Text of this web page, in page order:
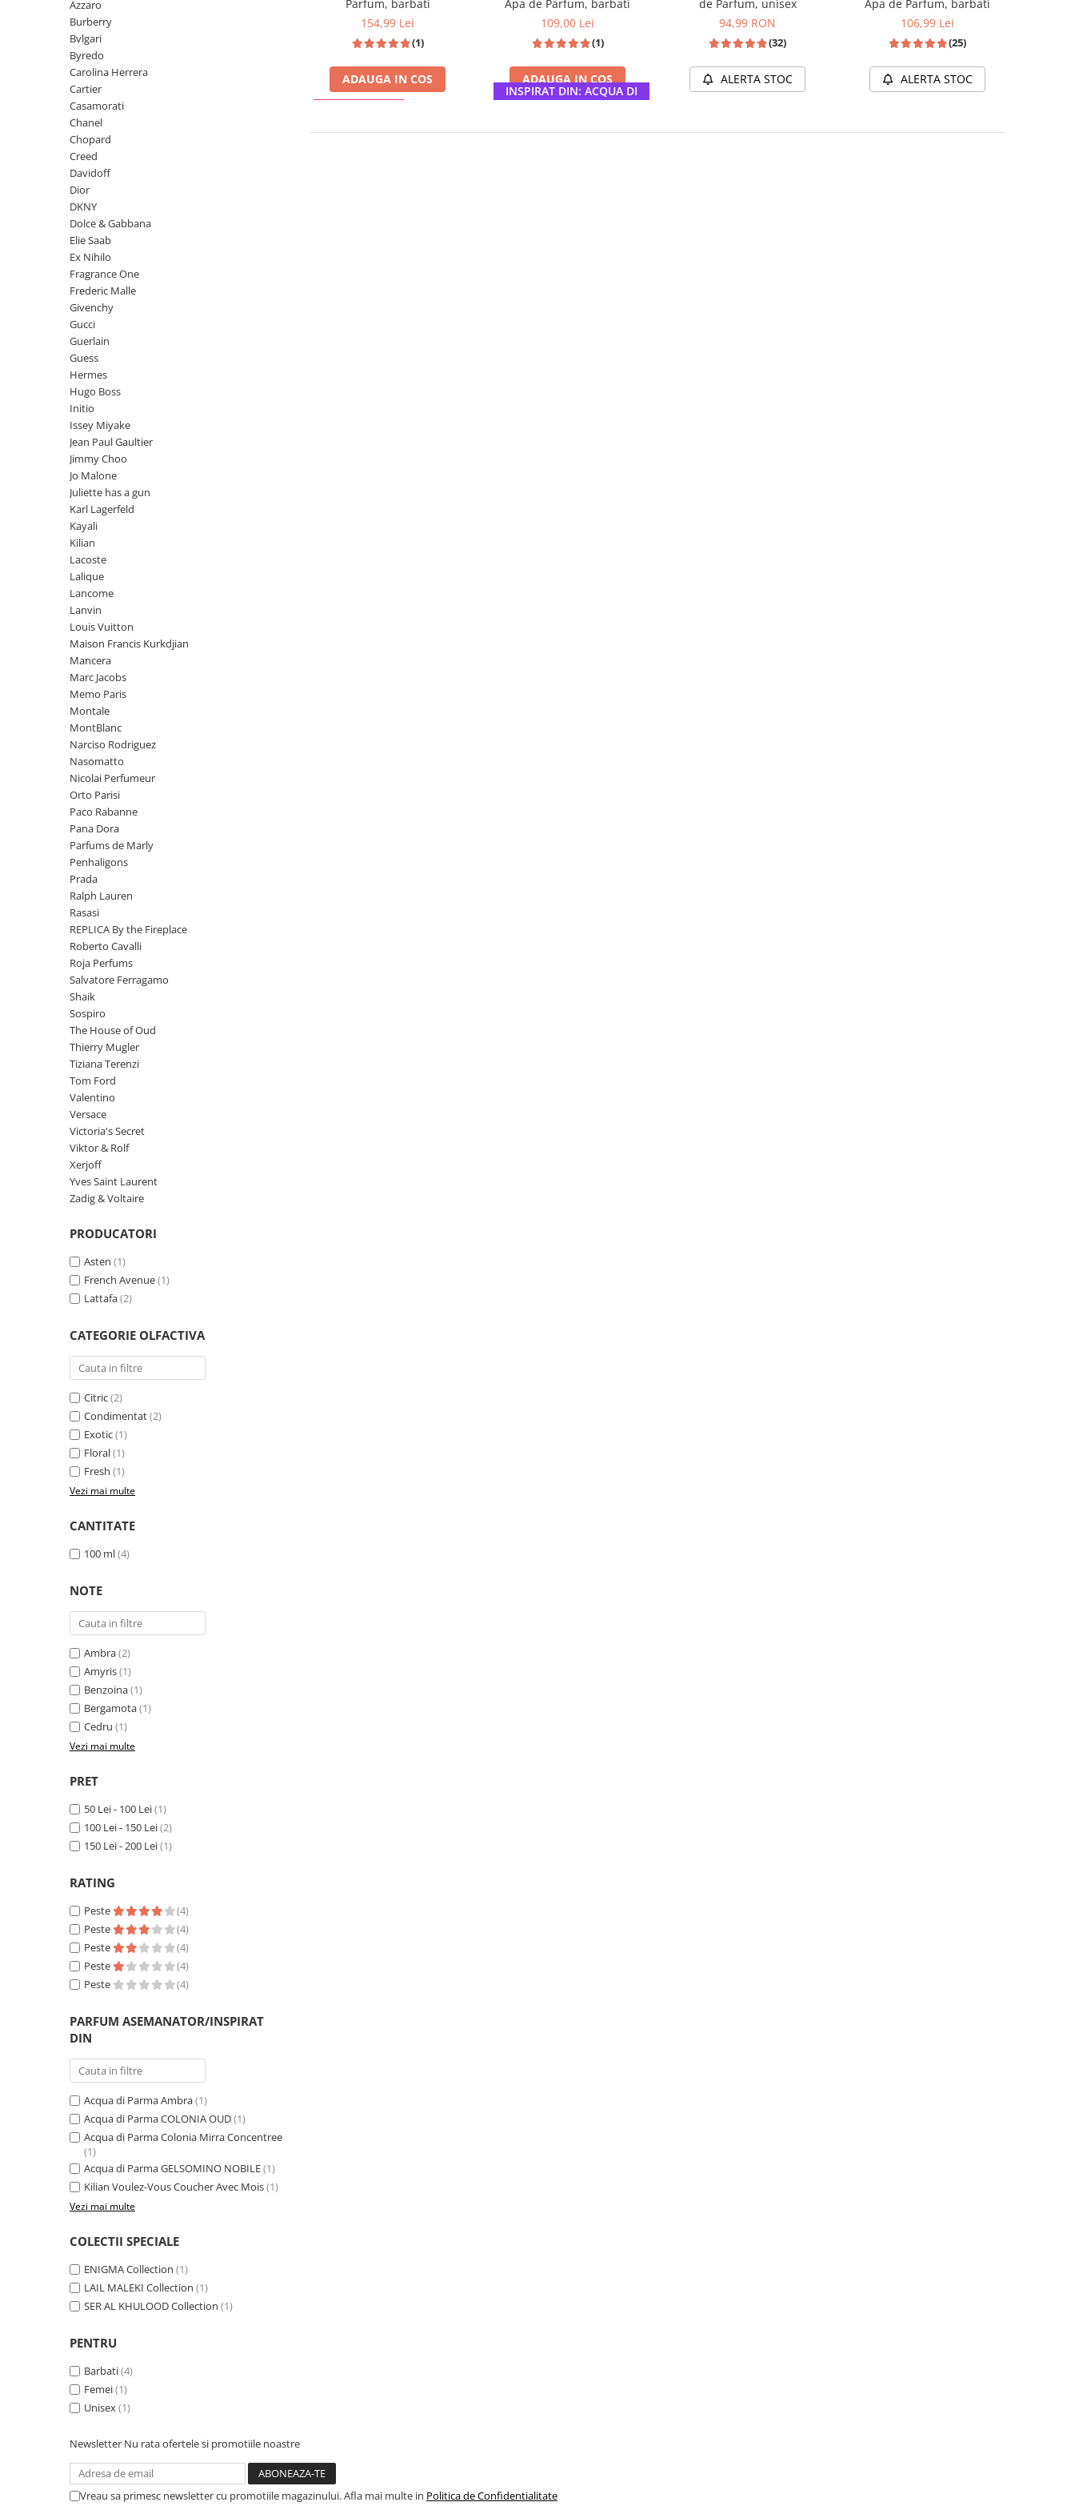
Parfumuri Dulci
Parfumuri Exotice
Parfumuri Fresh
Parfumuri Florale
Parfumuri Fructate
Parfumuri Lemnoase
Parfumuri Persistente
Parfumuri Vanilate
Parfumuri PREMIUM
Parfumuri de ZI
Parfumuri de SEARA
Parfumuri de VARA
Parfumuri de IARNA
Idei de Cadouri
Cadouri pentru EL
Cadouri pentru EA
Adyan by Anfar
Al Fakhr Perfumes
Al Wataniah
Anfar London
Ard al Zaafaran
Athoor Al Alam
Fragrance World
Frederic Patric
French Avenue
Grandeur Elite
Jenny Glow
Lattafa Pride
Louis Varel
Maison Alhambra
Montage Brands
Wadi al Khaleej
Oferta Saptamanii
Mai Multe >>
Parfumuri Clona Originale
Parfumuri clona / Dupes
Recenzii clienti
Azzaro
Burberry
Bvlgari
Byredo
Carolina Herrera
Cartier
Casamorati
Chanel
Chopard
Creed
Davidoff
Dior
DKNY
Dolce & Gabbana
Elie Saab
Ex Nihilo
Fragrance One
Frederic Malle
Givenchy
Gucci
Guerlain
Guess
Hermes
Hugo Boss
Initio
Issey Miyake
Jean Paul Gaultier
Jimmy Choo
Jo Malone
Juliette has a gun
Karl Lagerfeld
Kayali
Kilian
Lacoste
Lalique
Lancome
Lanvin
Louis Vuitton
Maison Francis Kurkdjian
Mancera
Marc Jacobs
Memo Paris
Montale
MontBlanc
Narciso Rodriguez
Nasomatto
Nicolai Perfumeur
Orto Parisi
Paco Rabanne
Pana Dora
Parfums de Marly
Penhaligons
Prada
Ralph Lauren
Rasasi
REPLICA By the Fireplace
Roberto Cavalli
Roja Perfums
Salvatore Ferragamo
Shaik
Sospiro
The House of Oud
Thierry Mugler
Tiziana Terenzi
Tom Ford
Valentino
Versace
Victoria's Secret
Viktor & Rolf
Xerjoff
Yves Saint Laurent
Zadig & Voltaire
PRODUCATORI
Asten (1)
French Avenue(1)
Lattafa(2)
CATEGORIE OLFACTIVA
Citric(2)
Condimentat(2)
Exotic(1)
Floral(1)
Fresh (1)
Vezi mai multe
CANTITATE
100 ml(4)
NOTE
Ambra(2)
Amyris(1)
Benzoina(1)
Bergamota(1)
Cedru (1)
Vezi mai multe
PRET
50 Lei - 100 Lei(1)
100 Lei - 150 Lei(2)
150 Lei - 200 Lei(1)
RATING
Peste
(4)
Peste
(4)
Peste
(4)
Peste
(4)
Peste
(4)
PARFUM ASEMANATOR/INSPIRAT
DIN
Acqua di Parma Ambra(1)
Acqua di Parma COLONIA OUD(1)
Acqua di Parma Colonia Mirra Concentree
(1)
Acqua di Parma GELSOMINO NOBILE(1)
Kilian Voulez-Vous Coucher Avec Mois(1)
Vezi mai multe
COLECTII SPECIALE
ENIGMA Collection (1)
LAIL MALEKI Collection (1)
SER AL KHULOOD Collection (1)
PENTRU
Barbati(4)
Femei(1)
Unisex(1)
Parfum, barbati
154,99 Lei
(1)
ADAUGA IN COS
INSPIRAT DIN: ACQUA DI
Apa de Parfum, barbati
109,00 Lei
(1)
ADAUGA IN COS
de Parfum, unisex
94,99 RON
(32)
ALERTA STOC
Apa de Parfum, barbati
106,99 Lei
(25)
ALERTA STOC
Newsletter Nu rata ofertele si promotiile noastre
Vreau sa primesc newsletter cu promotiile magazinului. Afla mai multe in Politica de Confidentialitate